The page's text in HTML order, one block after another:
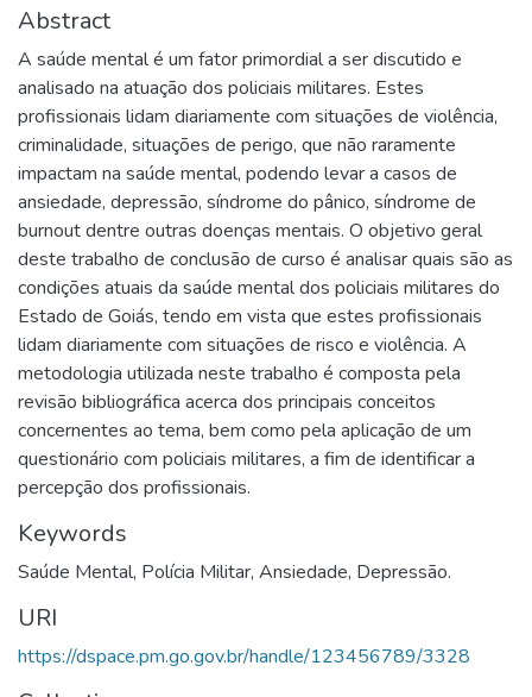
Abstract
A saúde mental é um fator primordial a ser discutido e
analisado na atuação dos policiais militares. Estes
profissionais lidam diariamente com situações de violência,
criminalidade, situações de perigo, que não raramente
impactam na saúde mental, podendo levar a casos de
ansiedade, depressão, síndrome do pânico, síndrome de
burnout dentre outras doenças mentais. O objetivo geral
deste trabalho de conclusão de curso é analisar quais são as
condições atuais da saúde mental dos policiais militares do
Estado de Goiás, tendo em vista que estes profissionais
lidam diariamente com situações de risco e violência. A
metodologia utilizada neste trabalho é composta pela
revisão bibliográfica acerca dos principais conceitos
concernentes ao tema, bem como pela aplicação de um
questionário com policiais militares, a fim de identificar a
percepção dos profissionais.
Keywords
Saúde Mental, Polícia Militar, Ansiedade, Depressão.
URI
https://dspace.pm.go.gov.br/handle/123456789/3328